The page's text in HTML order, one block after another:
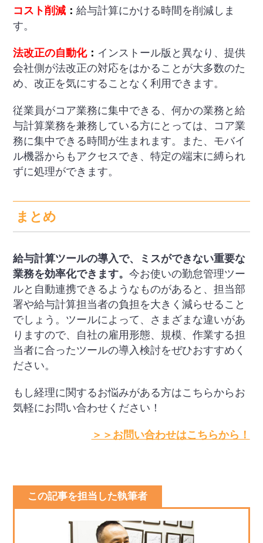
コスト削減 ：給与計算にかける時間を削減しま
す。
法改正の自動化： インストール版と異なり、提供
会社側が法改正の対応をはかることが大多数のた
め、改正を気にすることなく利用できます。
従業員がコア業務に集中できる、何かの業務と給
与計算業務を兼務している方にとっては、コア業
務に集中できる時間が生まれます。また、モバイ
ル機器からもアクセスでき、特定の端末に縛られ
ずに処理ができます。
まとめ
給与計算ツールの導入で、ミスができない重要な
業務を効率化できます。今お使いの勤怠管理ツー
ルと自動連携できるようなものがあると、担当部
署や給与計算担当者の負担を大きく減らせること
でしょう。ツールによって、さまざまな違いがあ
りますので、自社の雇用形態、規模、作業する担
当者に合ったツールの導入検討をぜひおすすめく
ださい。
もし経理に関するお悩みがある方はこちらからお
気軽にお問い合わせください！
＞＞お問い合わせはこちらから！
この記事を担当した執筆者